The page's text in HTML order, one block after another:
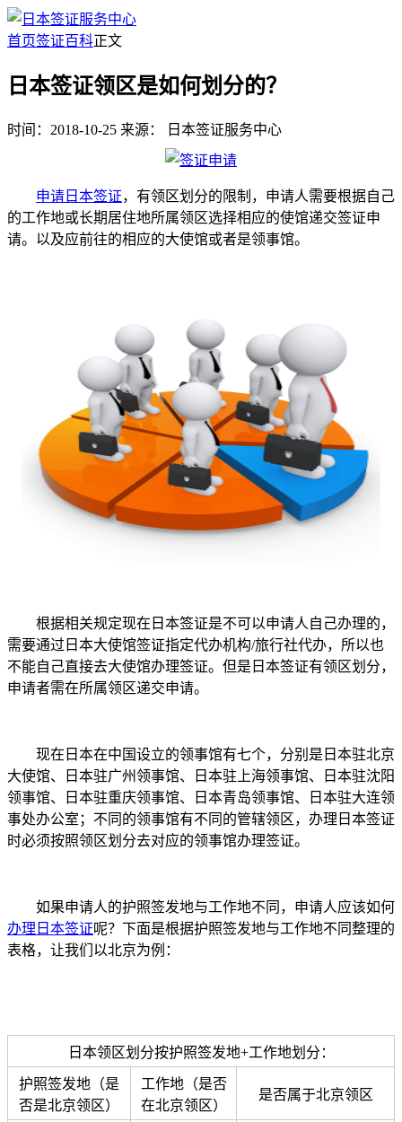
首页签证百科正文
日本签证领区是如何划分的？
时间：2018-10-25 来源： 日本签证服务中心
申请日本签证，有领区划分的限制，申请人需要根据自己
的工作地或长期居住地所属领区选择相应的使馆递交签证申
请。以及应前往的相应的大使馆或者是领事馆。
根据相关规定现在日本签证是不可以申请人自己办理的，
需要通过日本大使馆签证指定代办机构/旅行社代办，所以也
不能自己直接去大使馆办理签证。但是日本签证有领区划分，
申请者需在所属领区递交申请。
现在日本在中国设立的领事馆有七个，分别是日本驻北京
大使馆、日本驻广州领事馆、日本驻上海领事馆、日本驻沈阳
领事馆、日本驻重庆领事馆、日本青岛领事馆、日本驻大连领
事处办公室；不同的领事馆有不同的管辖领区，办理日本签证
时必须按照领区划分去对应的领事馆办理签证。
如果申请人的护照签发地与工作地不同，申请人应该如何
办理日本签证呢？下面是根据护照签发地与工作地不同整理的
表格，让我们以北京为例：
日本领区划分按护照签发地+工作地划分：
护照签发地（是
否是北京领区）
工作地（是否
在北京领区）
是否属于北京领区